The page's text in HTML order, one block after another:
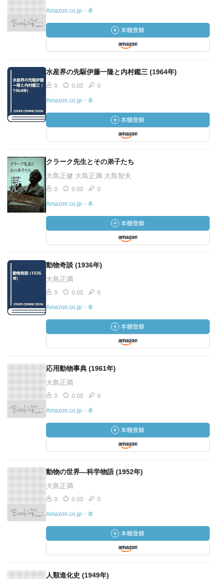
Amazon.co.jp・本
水産界の先駆伊藤一隆と内村鑑三 (1964年)
0 0.00 0
Amazon.co.jp・本
クラーク先生とその弟子たち
大島正健 大島正満 大島智夫
0 0.00 0
Amazon.co.jp・本
動物奇談 (1936年)
大島正満
0 0.00 0
Amazon.co.jp・本
応用動物事典 (1961年)
大島正満
0 0.00 0
Amazon.co.jp・本
動物の世界―科学物語 (1952年)
大島正満
0 0.00 0
Amazon.co.jp・本
人類進化史 (1949年)